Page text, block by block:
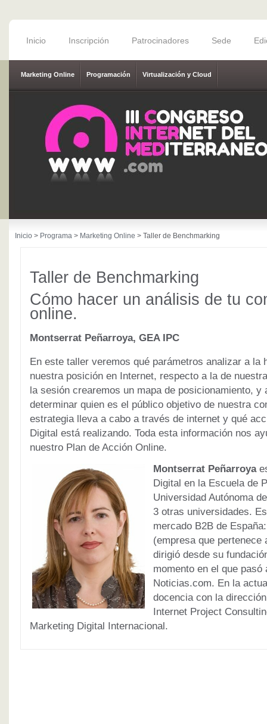
Inicio Inscripción Patrocinadores Sede
Marketing Online Programación Virtualización y Cloud
Inicio > Programa > Marketing Online > Taller de Benchmarking
Taller de Benchmarking
Cómo hacer un análisis de tu
online.
Montserrat Peñarroya, GEA IPC
En este taller veremos qué parámetros analizar a la
nuestra posición en Internet, respecto a la de
la sesión crearemos un mapa de posicionamiento, y
determinar quien es el público objetivo de nuestra
estrategia lleva a cabo a través de internet y qué
Digital está realizando. Toda esta información nos
nuestro Plan de Acción Online.
Montserrat Peñarroya
Digital en la Escuela de
Universidad Autónoma
3 otras universidades.
mercado B2B de
(empresa que
dirigió desde su
momento en el que
Noticias.com. En la
docencia con la
Internet Project
Marketing Digital Internacional.